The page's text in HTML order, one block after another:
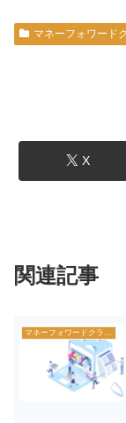
マネーフォワード
X
関連記事